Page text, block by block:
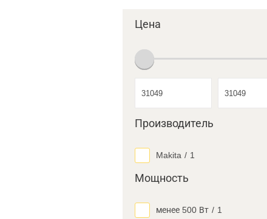
Цена
Производитель
Makita / 1
Мощность
менее 500 Вт / 1